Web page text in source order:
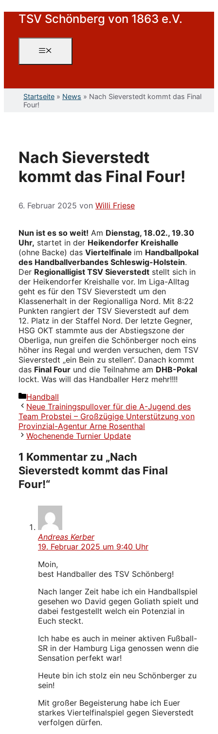
Zum
Inhalt
springen
TSV Schönberg von 1863 e.V.
Menü
Startseite » News » Nach Sieverstedt kommt das Final
Four!
Nach Sieverstedt
kommt das Final Four!
6. Februar 2025 von Willi Friese
Nun ist es so weit! Am Dienstag, 18.02., 19.30
Uhr, startet in der Heikendorfer Kreishalle
(ohne Backe) das Viertelfinale im Handballpokal
des Handballverbandes Schleswig-Holstein.
Der Regionalligist TSV Sieverstedt stellt sich in
der Heikendorfer Kreishalle vor. Im Liga-Alltag
geht es für den TSV Sieverstedt um den
Klassenerhalt in der Regionalliga Nord. Mit 8:22
Punkten rangiert der TSV Sieverstedt auf dem
12. Platz in der Staffel Nord. Der letzte Gegner,
HSG OKT stammte aus der Abstiegszone der
Oberliga, nun greifen die Schönberger noch eins
höher ins Regal und werden versuchen, dem TSV
Sieverstedt „ein Bein zu stellen“. Danach kommt
das Final Four und die Teilnahme am DHB-Pokal
lockt. Was will das Handballer Herz mehr!!!!
Kategorien
Handball
Neue Trainingspullover für die A-Jugend des
Team Probstei – Großzügige Unterstützung von
Provinzial-Agentur Arne Rosenthal
Wochenende Turnier Update
1 Kommentar zu „Nach
Sieverstedt kommt das Final
Four!“
Andreas Kerber
19. Februar 2025 um 9:40 Uhr
Moin,
best Handballer des TSV Schönberg!
Nach langer Zeit habe ich ein Handballspiel
gesehen wo David gegen Goliath spielt und
dabei festgestellt welch ein Potenzial in
Euch steckt.
Ich habe es auch in meiner aktiven Fußball-
SR in der Hamburg Liga genossen wenn die
Sensation perfekt war!
Heute bin ich stolz ein neu Schönberger zu
sein!
Mit großer Begeisterung habe ich Euer
starkes Viertelfinalspiel gegen Sieverstedt
verfolgen dürfen.